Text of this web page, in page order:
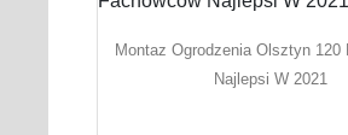
Montaz Ogrodzenia Olsztyn 120
Najlepsi W 2021